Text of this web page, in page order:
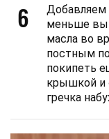
6
Добавляем
меньше вы
масла во
постным
покипеть
крышкой и
гречка